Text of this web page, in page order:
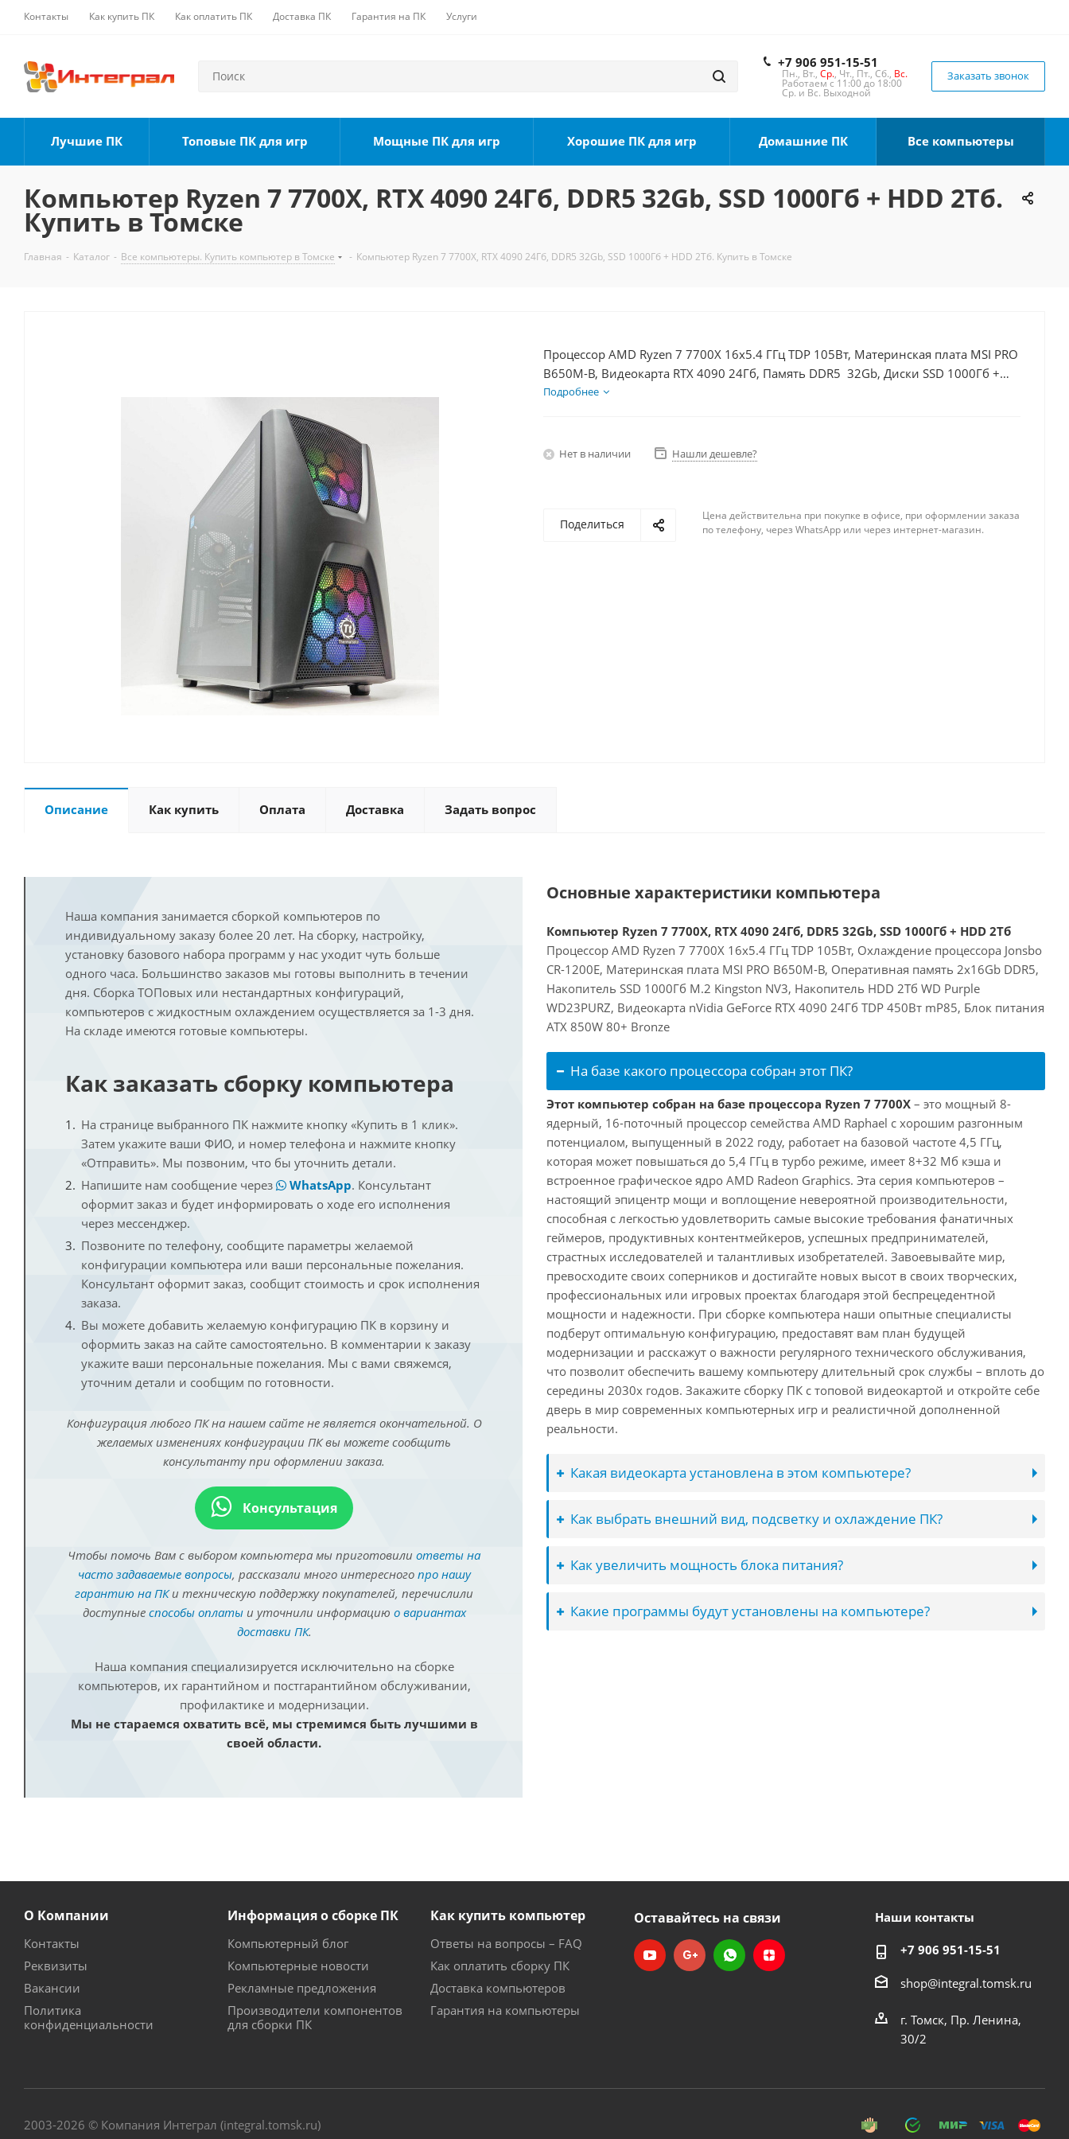
Контакты Как купить ПК Как оплатить ПК Доставка ПК Гарантия на ПК Услуги
+7 906 951-15-51
Пн., Вт., Ср., Чт., Пт., Сб., Вс.
Работаем с 11:00 до 18:00
Ср. и Вс. Выходной
Заказать звонок
Лучшие ПК Топовые ПК для игр Мощные ПК для игр Хорошие ПК для игр Домашние ПК Все компьютеры
Компьютер Ryzen 7 7700X, RTX 4090 24Гб, DDR5 32Gb, SSD 1000Гб + HDD 2Тб.
Купить в Томске
Главная - Каталог - Все компьютеры. Купить компьютер в Томске - Компьютер Ryzen 7 7700X, RTX 4090 24Гб, DDR5 32Gb, SSD 1000Гб + HDD 2Тб. Купить в Томске
Процессор AMD Ryzen 7 7700X 16x5.4 ГГц TDP 105Вт, Материнская плата MSI PRO
B650M-B, Видеокарта RTX 4090 24Гб, Память DDR5 32Gb, Диски SSD 1000Гб +
HDD 2Тб, БП 850Вт
Подробнее
Нет в наличии Нашли дешевле?
Поделиться
Цена действительна при покупке в офисе, при оформлении заказа
по телефону, через WhatsApp или через интернет-магазин.
Описание Как купить Оплата Доставка Задать вопрос
Наша компания занимается сборкой компьютеров по
индивидуальному заказу более 20 лет. На сборку, настройку,
установку базового набора программ у нас уходит чуть больше
одного часа. Большинство заказов мы готовы выполнить в течении
дня. Сборка ТОПовых или нестандартных конфигураций,
компьютеров с жидкостным охлаждением осуществляется за 1-3 дня.
На складе имеются готовые компьютеры.
Как заказать сборку компьютера
На странице выбранного ПК нажмите кнопку «Купить в 1 клик».
Затем укажите ваши ФИО, и номер телефона и нажмите кнопку
«Отправить». Мы позвоним, что бы уточнить детали.
Напишите нам сообщение через
WhatsApp. Консультант
оформит заказ и будет информировать о ходе его исполнения
через мессенджер.
Позвоните по телефону, сообщите параметры желаемой
конфигурации компьютера или ваши персональные пожелания.
Консультант оформит заказ, сообщит стоимость и срок исполнения
заказа.
Вы можете добавить желаемую конфигурацию ПК в корзину и
оформить заказ на сайте самостоятельно. В комментарии к заказу
укажите ваши персональные пожелания. Мы с вами свяжемся,
уточним детали и сообщим по готовности.
Конфигурация любого ПК на нашем сайте не является окончательной. О
желаемых изменениях конфигурации ПК вы можете сообщить
консультанту при оформлении заказа.
Консультация
Чтобы помочь Вам с выбором компьютера мы приготовили ответы на
часто задаваемые вопросы, рассказали много интересного про нашу
гарантию на ПКи техническую поддержку покупателей, перечислили
доступные способы оплатыи уточнили информацию о вариантах
доставки ПК.
Наша компания специализируется исключительно на сборке
компьютеров, их гарантийном и постгарантийном обслуживании,
профилактике и модернизации.
Мы не стараемся охватить всё, мы стремимся быть лучшими в
своей области.
Основные характеристики компьютера
Компьютер Ryzen 7 7700X, RTX 4090 24Гб, DDR5 32Gb, SSD 1000Гб + HDD 2Тб
Процессор AMD Ryzen 7 7700X 16x5.4 ГГц TDP 105Вт, Охлаждение процессора Jonsbo
CR-1200E, Материнская плата MSI PRO B650M-B, Оперативная память 2x16Gb DDR5,
Накопитель SSD 1000Гб M.2 Kingston NV3, Накопитель HDD 2Тб WD Purple
WD23PURZ, Видеокарта nVidia GeForce RTX 4090 24Гб TDP 450Вт mP85, Блок питания
ATX 850W 80+ Bronze
На базе какого процессора собран этот ПК?
Этот компьютер собран на базе процессора Ryzen 7 7700X – это мощный 8-
ядерный, 16-поточный процессор семейства AMD Raphael с хорошим разгонным
потенциалом, выпущенный в 2022 году, работает на базовой частоте 4,5 ГГц,
которая может повышаться до 5,4 ГГц в турбо режиме, имеет 8+32 Мб кэша и
встроенное графическое ядро AMD Radeon Graphics. Эта серия компьютеров –
настоящий эпицентр мощи и воплощение невероятной производительности,
способная с легкостью удовлетворить самые высокие требования фанатичных
геймеров, продуктивных контентмейкеров, успешных предпринимателей,
страстных исследователей и талантливых изобретателей. Завоевывайте мир,
превосходите своих соперников и достигайте новых высот в своих творческих,
профессиональных или игровых проектах благодаря этой беспрецедентной
мощности и надежности. При сборке компьютера наши опытные специалисты
подберут оптимальную конфигурацию, предоставят вам план будущей
модернизации и расскажут о важности регулярного технического обслуживания,
что позволит обеспечить вашему компьютеру длительный срок службы – вплоть до
середины 2030х годов. Закажите сборку ПК с топовой видеокартой и откройте себе
дверь в мир современных компьютерных игр и реалистичной дополненной
реальности.
Какая видеокарта установлена в этом компьютере?
Как выбрать внешний вид, подсветку и охлаждение ПК?
Как увеличить мощность блока питания?
Какие программы будут установлены на компьютере?
О Компании
Контакты
Реквизиты
Вакансии
Политика
конфиденциальности
Информация о сборке ПК
Компьютерный блог
Компьютерные новости
Рекламные предложения
Производители компонентов
для сборки ПК
Как купить компьютер
Ответы на вопросы – FAQ
Как оплатить сборку ПК
Доставка компьютеров
Гарантия на компьютеры
Оставайтесь на связи Наши контакты
+7 906 951-15-51
shop@integral.tomsk.ru
г. Томск, Пр. Ленина,
30/2
2003-2026 © Компания Интеграл (integral.tomsk.ru)